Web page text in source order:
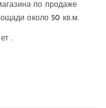
по продаже
около 50 кв.м.
.